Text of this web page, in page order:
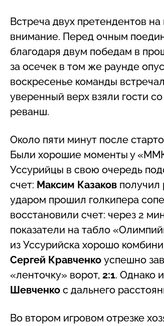
Встреча двух претендентов
внимание. Перед очным
благодаря двум победам в
за осечек в том же раунде
воскресенье команды
уверенный верх взяли гости
реванш.
Около пяти минут после
Были хорошие моменты у
Уссурийцы в свою очередь
счет: Максим Казаков получил
ударом прошил голкипера
восстановили счет: через 2
показатели на табло
из Уссурийска хорошо
Сергей Кравченко успешно
«ленточку» ворот, 2:1. Однако
Шевченко с дальнего
Во втором игровом отрезке